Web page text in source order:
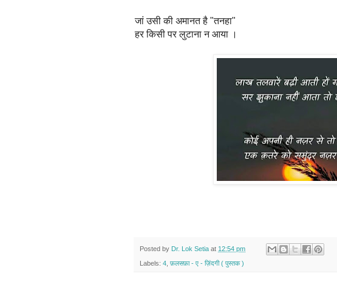
जां उसी की अमानत है "तनहा"
हर किसी पर लुटाना न आया ।
Posted by Dr. Lok Setia at 12:54 pm
Labels: 4 फ़लसफ़ा - ए - ज़िंदगी ( पुस्तक )